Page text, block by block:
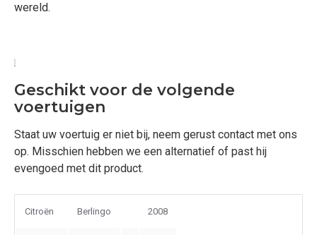
wereld.
Geschikt voor de volgende
voertuigen
Staat uw voertuig er niet bij, neem gerust contact met ons
op. Misschien hebben we een alternatief of past hij
evengoed met dit product.
Citroën Berlingo 2008